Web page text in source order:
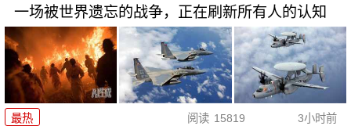
一场被世界遗忘的战争，正在刷新所有人的认知
最热 阅读 15819 3小时前